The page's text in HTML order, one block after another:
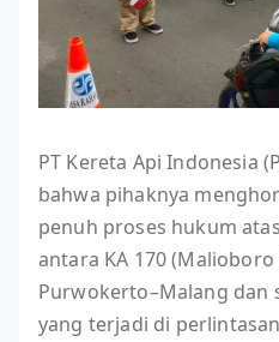
PT Kereta Api Indonesia
bahwa pihaknya
penuh proses hukum
antara KA 170 (Malioboro
Purwokerto–Malang dan
yang terjadi di